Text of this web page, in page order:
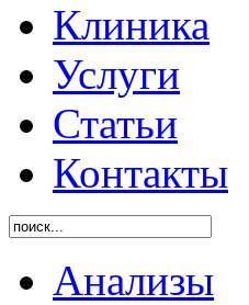
Клиника
Услуги
Статьи
Контакты
Анализы